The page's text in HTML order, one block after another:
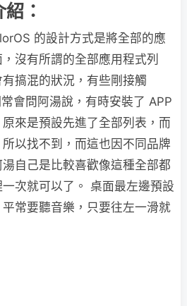
：
的設計方式是將全部的應
沒有所謂的全部應用程式列
搞混的狀況，有些剛接觸
會問阿湯說，有時安裝了 APP
來是預設先進了全部列表，而
以找不到，而這也因不同品牌
自己是比較喜歡像這種全部都
次就可以了。 桌面最左邊預設
常要聽音樂，只要往左一滑就